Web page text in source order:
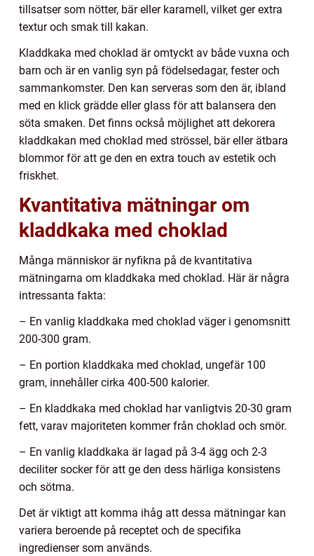
tillsatser som nötter, bär eller karamell, vilket ger extra
textur och smak till kakan.
Kladdkaka med choklad är omtyckt av både vuxna och
barn och är en vanlig syn på födelsedagar, fester och
sammankomster. Den kan serveras som den är, ibland
med en klick grädde eller glass för att balansera den
söta smaken. Det finns också möjlighet att dekorera
kladdkakan med choklad med strössel, bär eller ätbara
blommor för att ge den en extra touch av estetik och
friskhet.
Kvantitativa mätningar om
kladdkaka med choklad
Många människor är nyfikna på de kvantitativa
mätningarna om kladdkaka med choklad. Här är några
intressanta fakta:
– En vanlig kladdkaka med choklad väger i genomsnitt
200-300 gram.
– En portion kladdkaka med choklad, ungefär 100
gram, innehåller cirka 400-500 kalorier.
– En kladdkaka med choklad har vanligtvis 20-30 gram
fett, varav majoriteten kommer från choklad och smör.
– En vanlig kladdkaka är lagad på 3-4 ägg och 2-3
deciliter socker för att ge den dess härliga konsistens
och sötma.
Det är viktigt att komma ihåg att dessa mätningar kan
variera beroende på receptet och de specifika
ingredienser som används.